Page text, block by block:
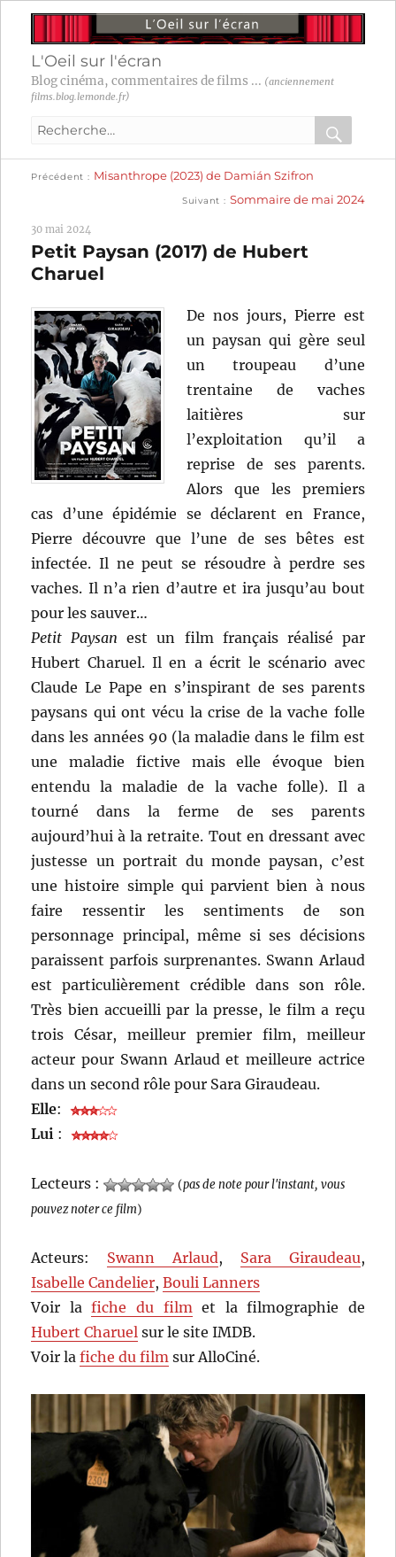
L'Oeil sur l'écran
Blog cinéma, commentaires de films ... (anciennement
films.blog.lemonde.fr)
Recherche
:
OK
Navigation
l’article
Précédent
précédente :
Misanthrope (2023) de Damián Szifron
Suivant
suivante :
Sommaire de mai 2024
30 mai 2024
Petit Paysan (2017) de Hubert
Charuel
De nos jours, Pierre est
un paysan qui gère seul
un troupeau d’une
trentaine de vaches
laitières sur
l’exploitation qu’il a
reprise de ses parents.
Alors que les premiers
cas d’une épidémie se déclarent en France,
Pierre découvre que l’une de ses bêtes est
infectée. Il ne peut se résoudre à perdre ses
vaches. Il n’a rien d’autre et ira jusqu’au bout
pour les sauver…
Petit Paysan est un film français réalisé par
Hubert Charuel. Il en a écrit le scénario avec
Claude Le Pape en s’inspirant de ses parents
paysans qui ont vécu la crise de la vache folle
dans les années 90 (la maladie dans le film est
une maladie fictive mais elle évoque bien
entendu la maladie de la vache folle). Il a
tourné dans la ferme de ses parents
aujourd’hui à la retraite. Tout en dressant avec
justesse un portrait du monde paysan, c’est
une histoire simple qui parvient bien à nous
faire ressentir les sentiments de son
personnage principal, même si ses décisions
paraissent parfois surprenantes. Swann Arlaud
est particulièrement crédible dans son rôle.
Très bien accueilli par la presse, le film a reçu
trois César, meilleur premier film, meilleur
acteur pour Swann Arlaud et meilleure actrice
dans un second rôle pour Sara Giraudeau.
Elle:
Lui :
Lecteurs : (pas de note pour l'instant, vous
pouvez noter ce film)
Acteurs: Swann Arlaud, Sara Giraudeau,
Isabelle Candelier,Bouli Lanners
Voir lafiche du filmet la filmographie de
Hubert Charuel sur le site IMDB.
Voir lafiche du film sur AlloCiné.